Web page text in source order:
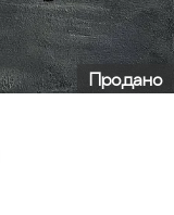
Продано